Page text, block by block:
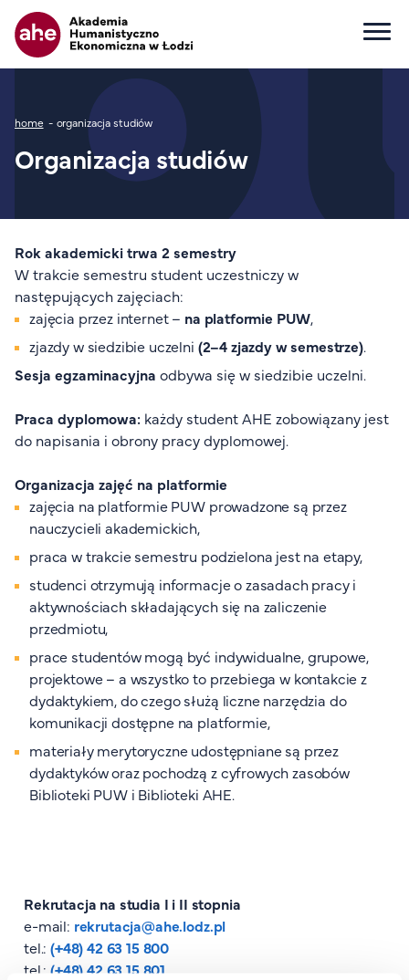
Główna nawigacja
Dla kandydata
Wszystkie kierunki
Studia II stopnia
Studia jednolite magisterskie
Studia podyplomowe
Study in English
Wydziały
Opłaty za studia
Dla studenta
Organizacja studiów
Aktualności
Stypendia
Zjazdy
Dyżury prorektorów
O rekrutacji
Jak zostać studentem AHE
Biuro rekrutacji
Zasady przyjęcia na studia
Harmonogram przyjęć na studia
O PUW
O nas
Akademia Online
Kontakt
Górny pasek
Rekrutacja
Platforma zdalnego nauczania
Ścieżka nawigacyjna
home organizacja studiów
Organizacja studiów
Rok akademicki trwa 2 semestry
W trakcie semestru student uczestniczy w
następujących zajęciach:
zajęcia przez internet – na platformie PUW,
zjazdy w siedzibie uczelni (2–4 zjazdy w semestrze).
Sesja egzaminacyjna odbywa się w siedzibie uczelni.
Praca dyplomowa: każdy student AHE zobowiązany jest
do napisania i obrony pracy dyplomowej.
Organizacja zajęć na platformie
zajęcia na platformie PUW prowadzone są przez
nauczycieli akademickich,
praca w trakcie semestru podzielona jest na etapy,
studenci otrzymują informacje o zasadach pracy i
aktywnościach składających się na zaliczenie
przedmiotu,
prace studentów mogą być indywidualne, grupowe,
projektowe – a wszystko to przebiega w kontakcie z
dydaktykiem, do czego służą liczne narzędzia do
komunikacji dostępne na platformie,
materiały merytoryczne udostępniane są przez
dydaktyków oraz pochodzą z cyfrowych zasobów
Biblioteki PUW i Biblioteki AHE.
Rekrutacja na studia I i II stopnia
e-mail: rekrutacja@ahe.lodz.pl
tel.:(+48) 42 63 15 800
tel.:(+48) 42 63 15 801